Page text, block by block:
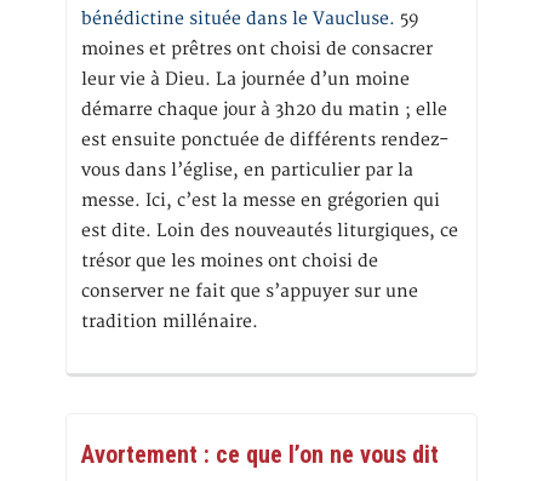
bénédictine située dans le Vaucluse. 59
moines et prêtres ont choisi de consacrer
leur vie à Dieu. La journée d’un moine
démarre chaque jour à 3h20 du matin ; elle
est ensuite ponctuée de différents rendez-
vous dans l’église, en particulier par la
messe. Ici, c’est la messe en grégorien qui
est dite. Loin des nouveautés liturgiques, ce
trésor que les moines ont choisi de
conserver ne fait que s’appuyer sur une
tradition millénaire.
Avortement : ce que l’on ne vous dit